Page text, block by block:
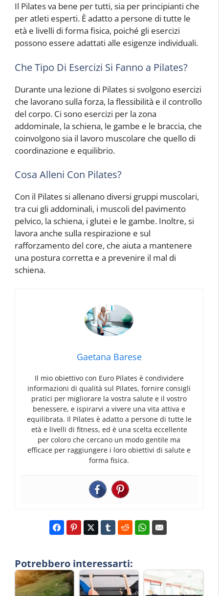
Il Pilates va bene per tutti, sia per principianti che
per atleti esperti. È adatto a persone di tutte le
età e livelli di forma fisica, poiché gli esercizi
possono essere adattati alle esigenze individuali.
Che Tipo Di Esercizi Si Fanno a Pilates?
Durante una lezione di Pilates si svolgono esercizi
che lavorano sulla forza, la flessibilità e il controllo
del corpo. Ci sono esercizi per la zona
addominale, la schiena, le gambe e le braccia, che
coinvolgono sia il lavoro muscolare che quello di
coordinazione e equilibrio.
Cosa Alleni Con Pilates?
Con il Pilates si allenano diversi gruppi muscolari,
tra cui gli addominali, i muscoli del pavimento
pelvico, la schiena, i glutei e le gambe. Inoltre, si
lavora anche sulla respirazione e sul
rafforzamento del core, che aiuta a mantenere
una postura corretta e a prevenire il mal di
schiena.
Gaetana Barese
Il mio obiettivo con Euro Pilates è condividere
informazioni di qualità sul Pilates, fornire consigli
pratici per migliorare la vostra salute e il vostro
benessere, e ispirarvi a vivere una vita attiva e
equilibrata. Il Pilates è adatto a persone di tutte le
età e livelli di fitness, ed è una scelta eccellente
per coloro che cercano un modo gentile ma
efficace per raggiungere i loro obiettivi di salute e
forma fisica.
Potrebbero interessarti: